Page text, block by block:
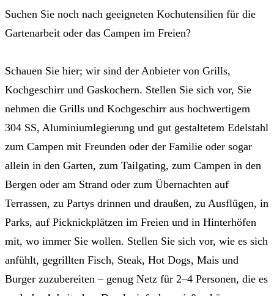
Suchen Sie noch nach geeigneten Kochutensilien für die
Gartenarbeit oder das Campen im Freien?
Schauen Sie hier; wir sind der Anbieter von Grills,
Kochgeschirr und Gaskochern. Stellen Sie sich vor, Sie
nehmen die Grills und Kochgeschirr aus hochwertigem
304 SS, Aluminiumlegierung und gut gestaltetem Edelstahl
zum Campen mit Freunden oder der Familie oder sogar
allein in den Garten, zum Tailgating, zum Campen in den
Bergen oder am Strand oder zum Übernachten auf
Terrassen, zu Partys drinnen und draußen, zu Ausflügen, in
Parks, auf Picknickplätzen im Freien und in Hinterhöfen
mit, wo immer Sie wollen. Stellen Sie sich vor, wie es sich
anfühlt, gegrillten Fisch, Steak, Hot Dogs, Mais und
Burger zuzubereiten – genug Netz für 2–4 Personen, die es